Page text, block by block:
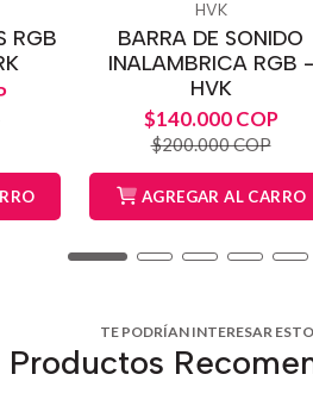
RGB
HVK
BARRA DE SONIDO
INALAMBRICA RGB -
HVK
$140.000 COP
$200.000 COP
AGREGAR AL CARRO
TE PODRÍAN INTERESAR
Productos